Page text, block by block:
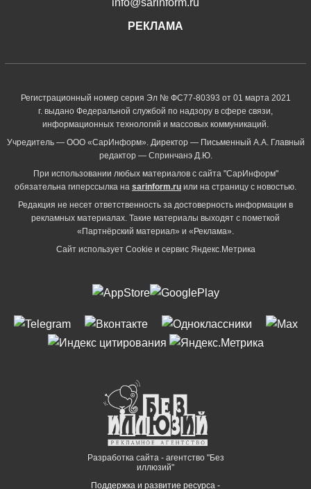
РЕКЛАМА
Регистрационный номер серия Эл № ФС77-80393 от 01 марта 2021
г. выдано Федеральной службой по надзору в сфере связи,
информационных технологий и массовых коммуникаций.
Учредитель — ООО «СарИнформ». Директор — Письменный А.А. Главный
редактор — Спринчанэ Д.Ю.
При использовании любых материалов с сайта "СарИнформ"
обязательна гиперссылка на sarinform.ru или на страницу с новостью.
Редакция не несет ответственность за достоверность информации в
рекламных материалах. Такие материалы выходят с пометкой
«Партнёрский материал» и «Реклама».
Сайт использует Cookie и сервиc Яндекс.Метрика
Разработка сайта - агентство "Без
иллюзий"
Поддержка и развитие ресурса -